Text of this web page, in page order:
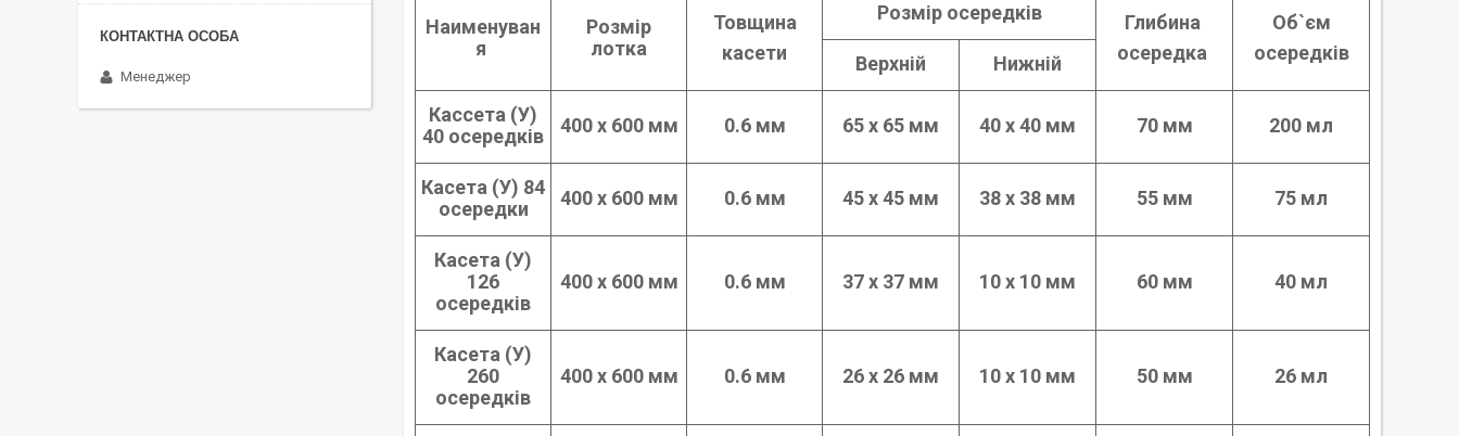
Наименуван
я
Розмір
лотка
Товщина
касети
Розмір осередків
Глибина
осередка
Об`єм
осередків
Верхній Нижній
Кассета (У)
40 осередків
400 х 600 мм 0.6 мм 65 х 65 мм 40 х 40 мм 70 мм 200 мл
Касета (У) 84
осередки
400 х 600 мм 0.6 мм 45 х 45 мм 38 х 38 мм 55 мм 75 мл
Касета (У)
126
осередків
400 х 600 мм 0.6 мм 37 х 37 мм 10 х 10 мм 60 мм 40 мл
Касета (У)
260
осередків
400 х 600 мм 0.6 мм 26 х 26 мм 10 х 10 мм 50 мм 26 мл
Менеджер